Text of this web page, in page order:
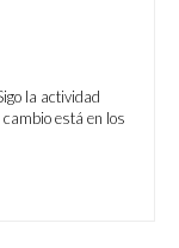
la actividad
está en los